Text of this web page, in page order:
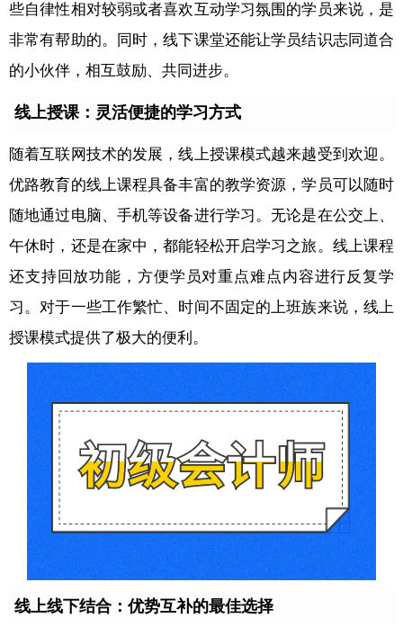
些自律性相对较弱或者喜欢互动学习氛围的学员来说，是
非常有帮助的。同时，线下课堂还能让学员结识志同道合
的小伙伴，相互鼓励、共同进步。
线上授课：灵活便捷的学习方式
随着互联网技术的发展，线上授课模式越来越受到欢迎。
优路教育的线上课程具备丰富的教学资源，学员可以随时
随地通过电脑、手机等设备进行学习。无论是在公交上、
午休时，还是在家中，都能轻松开启学习之旅。线上课程
还支持回放功能，方便学员对重点难点内容进行反复学
习。对于一些工作繁忙、时间不固定的上班族来说，线上
授课模式提供了极大的便利。
线上线下结合：优势互补的最佳选择